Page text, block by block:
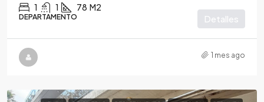
1 1 78 M2
DEPARTAMENTO Detalles
1 mes ago